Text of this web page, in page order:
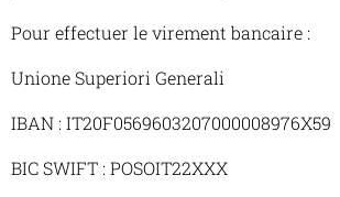
Pour effectuer le virement bancaire :
Unione Superiori Generali
IBAN : IT20F0569603207000008976X59
BIC SWIFT : POSOIT22XXX